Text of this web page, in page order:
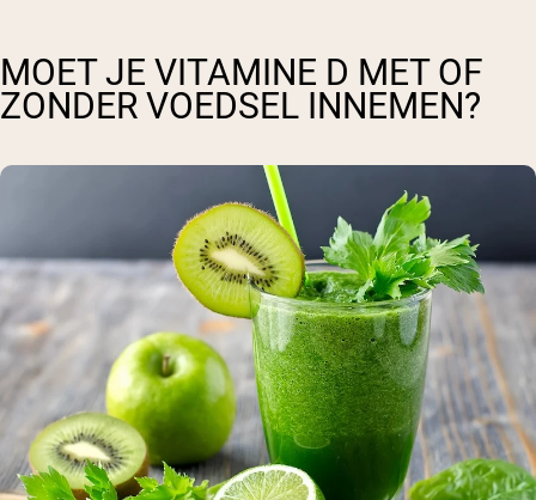
MOET JE VITAMINE D MET OF
ZONDER VOEDSEL INNEMEN?